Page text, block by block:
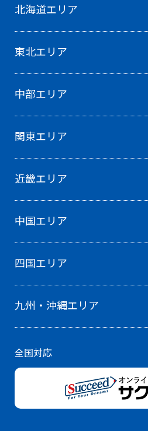
北海道エリア
東北エリア
中部エリア
関東エリア
近畿エリア
中国エリア
四国エリア
九州・沖縄エリア
全国対応